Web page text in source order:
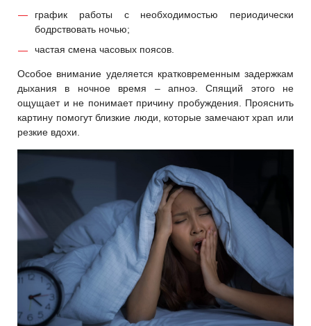
график работы с необходимостью периодически
бодрствовать ночью;
частая смена часовых поясов.
Особое внимание уделяется кратковременным задержкам
дыхания в ночное время – апноэ. Спящий этого не
ощущает и не понимает причину пробуждения. Прояснить
картину помогут близкие люди, которые замечают храп или
резкие вдохи.